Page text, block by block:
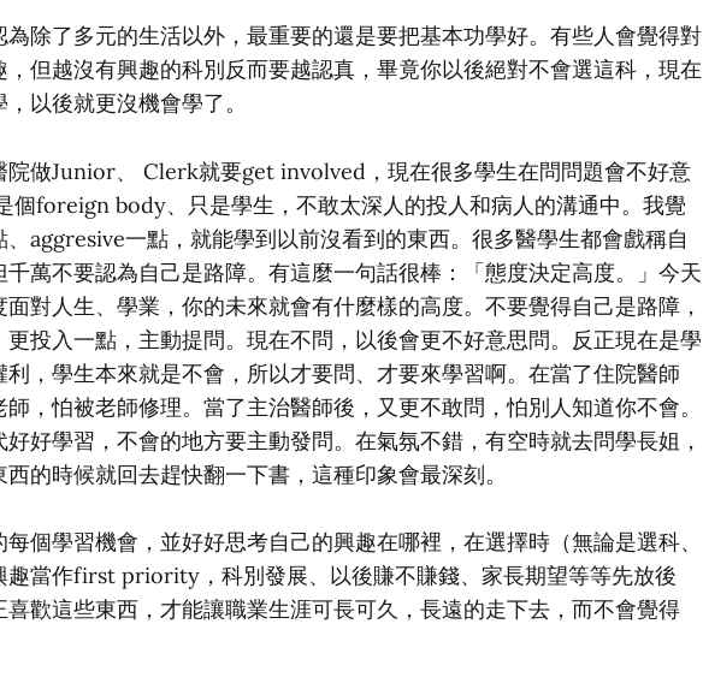
除了多元的生活以外，最重要的還是要把基本功學好。有些人會覺得對
但越沒有興趣的科別反而要越認真，畢竟你以後絕對不會選這科，現在
以後就更沒機會學了。
院做Junior、 Clerk就要get involved，現在很多學生在問問題會不好意
個foreign body、只是學生，不敢太深人的投人和病人的溝通中。我覺
aggresive一點，就能學到以前沒看到的東西。很多醫學生都會戲稱自
千萬不要認為自己是路障。有這麼一句話很棒：「態度決定高度。」今天
對人生、學業，你的未來就會有什麼樣的高度。不要覺得自己是路障，
投入一點，主動提問。現在不問，以後會更不好意思問。反正現在是學
，學生本來就是不會，所以才要問、才要來學習啊。在當了住院醫師
，怕被老師修理。當了主治醫師後，又更不敢問，怕別人知道你不會。
好學習，不會的地方要主動發問。在氣氛不錯，有空時就去問學長姐，
的時候就回去趕快翻一下書，這種印象會最深刻。
個學習機會，並好好思考自己的興趣在哪裡，在選擇時（無論是選科、
趣當作first priority，科別發展、以後賺不賺錢、家長期望等等先放後
歡這些東西，才能讓職業生涯可長可久，長遠的走下去，而不會覺得